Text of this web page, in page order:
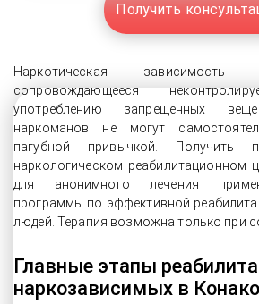
Получить
Наркотическая
сопровождающееся
употреблению запрещенных
наркоманов не могут
пагубной привычкой.
наркологическом реабилитационном
для анонимного лечения
программы по эффективной
людей. Терапия возможна только при
Главные этапы
наркозависимых в